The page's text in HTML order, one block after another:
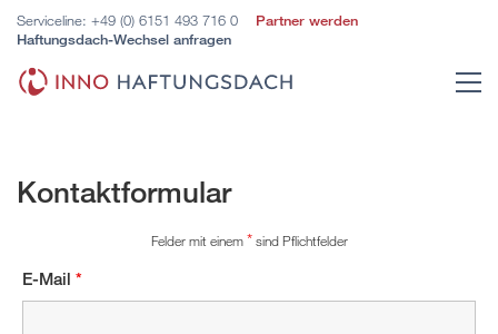
Serviceline: +49 (0) 6151 493 716 0
Partner werden
Haftungsdach-Wechsel anfragen
Kontaktformular
Felder mit einem*sind Pflichtfelder
E-Mail *